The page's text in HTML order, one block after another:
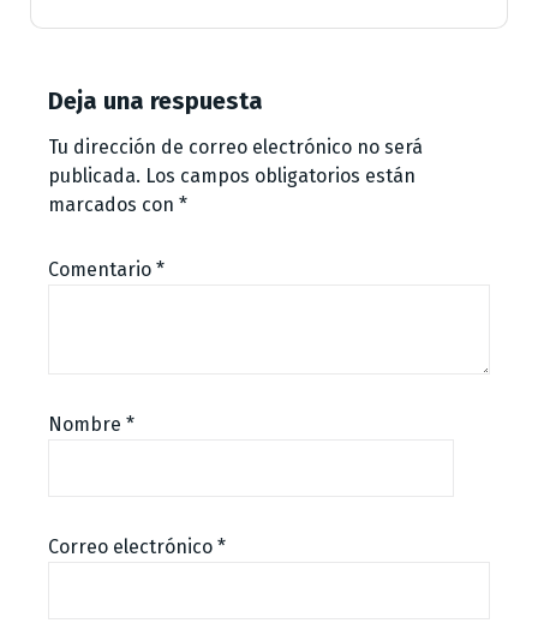
Deja una respuesta
Tu dirección de correo electrónico no será
publicada. Los campos obligatorios están
marcados con *
Comentario *
Nombre *
Correo electrónico *